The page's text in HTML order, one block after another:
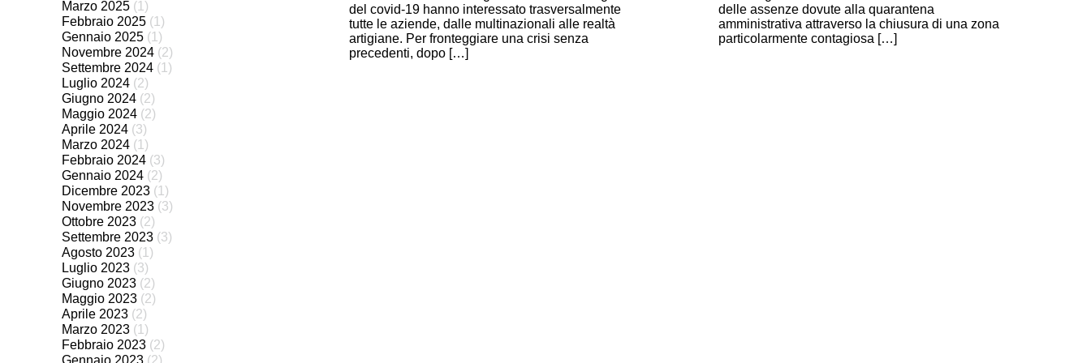
Marzo 2025 (1)
Febbraio 2025 (1)
Gennaio 2025 (1)
Novembre 2024 (2)
Settembre 2024 (1)
Luglio 2024 (2)
Giugno 2024 (2)
Maggio 2024 (2)
Aprile 2024 (3)
Marzo 2024 (1)
Febbraio 2024 (3)
Gennaio 2024 (2)
Dicembre 2023 (1)
Novembre 2023 (3)
Ottobre 2023 (2)
Settembre 2023 (3)
Agosto 2023 (1)
Luglio 2023 (3)
Giugno 2023 (2)
Maggio 2023 (2)
Aprile 2023 (2)
Marzo 2023 (1)
Febbraio 2023 (2)
Gennaio 2023 (2)
del covid-19 hanno interessato trasversalmente
tutte le aziende, dalle multinazionali alle realtà
artigiane. Per fronteggiare una crisi senza
precedenti, dopo […]
delle assenze dovute alla quarantena
amministrativa attraverso la chiusura di una zona
particolarmente contagiosa […]